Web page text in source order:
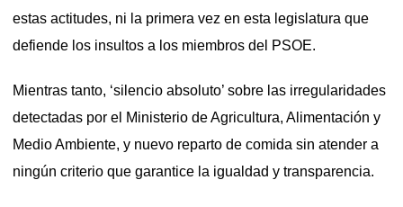
estas actitudes, ni la primera vez en esta legislatura que
defiende los insultos a los miembros del PSOE.
Mientras tanto, ‘silencio absoluto’ sobre las irregularidades
detectadas por el Ministerio de Agricultura, Alimentación y
Medio Ambiente, y nuevo reparto de comida sin atender a
ningún criterio que garantice la igualdad y transparencia.